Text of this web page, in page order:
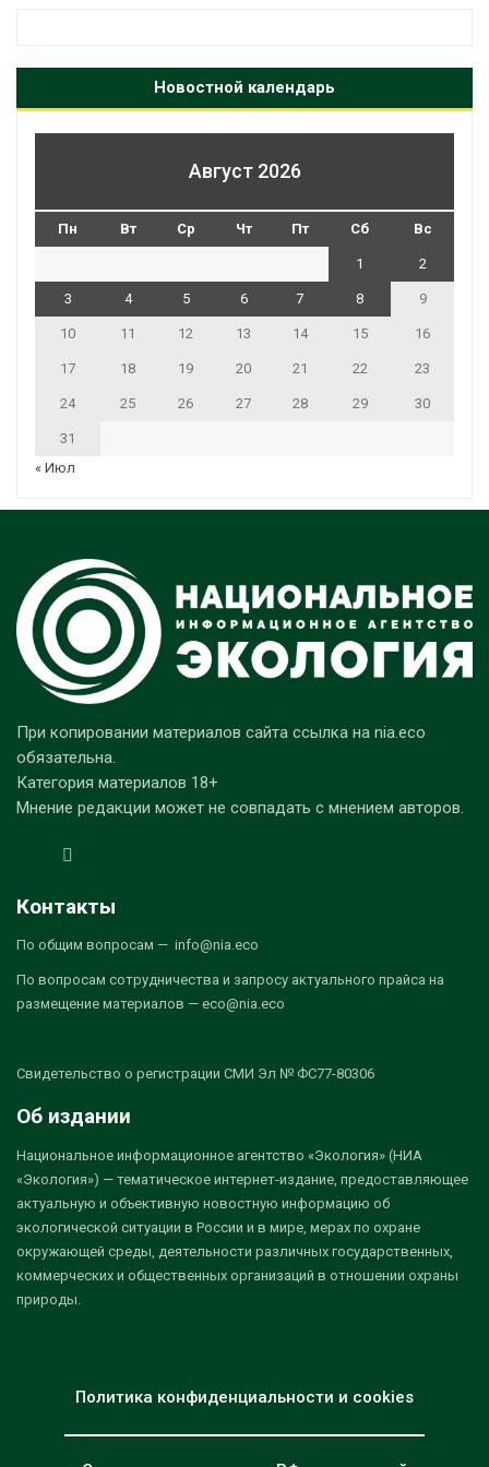
Новостной календарь
Август 2026
Пн Вт Ср Чт Пт Сб Вс
1 2
3 4 5 6 7 8 9
10 11 12 13 14 15 16
17 18 19 20 21 22 23
24 25 26 27 28 29 30
31
« Июл
При копировании материалов сайта ссылка на nia.eco
обязательна.
Категория материалов 18+
Мнение редакции может не совпадать с мнением авторов.
Контакты
По общим вопросам — info@nia.eco
По вопросам сотрудничества и запросу актуального прайса на
размещение материалов — eco@nia.eco
Свидетельство о регистрации СМИ Эл № ФС77-80306
Об издании
Национальное информационное агентство «Экология» (НИА
«Экология») — тематическое интернет-издание, предоставляющее
актуальную и объективную новостную информацию об
экологической ситуации в России и в мире, мерах по охране
окружающей среды, деятельности различных государственных,
коммерческих и общественных организаций в отношении охраны
природы.
Политика конфиденциальности и cookies